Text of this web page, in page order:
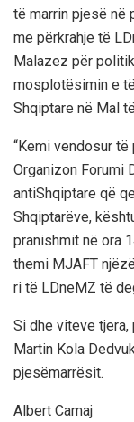
të marrin pjesë në
me përkrahje të
Malazez për
mosplotësimin e
Shqiptare në Mal
“Kemi vendosur
Organizon Forumi
antiShqiptare që
Shqiptarëve,
pranishmit në ora
themi MJAFT
ri të LDneMZ të
Si dhe viteve
Martin Kola
pjesëmarrësit.
Albert Camaj